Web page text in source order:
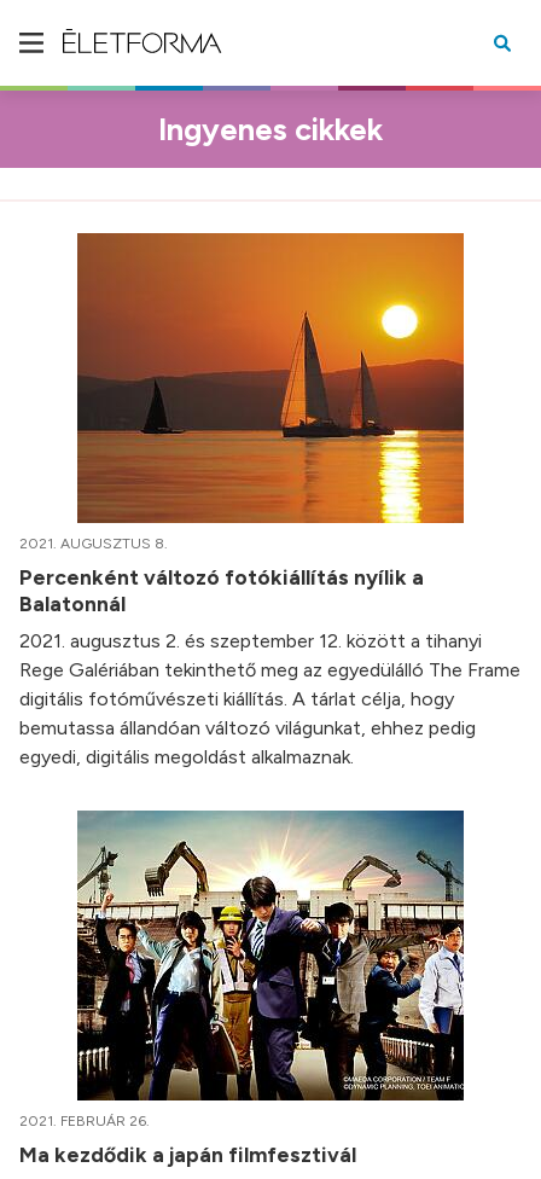
Ingyenes cikkek
2021. AUGUSZTUS 8.
Percenként változó fotókiállítás nyílik a
Balatonnál
2021. augusztus 2. és szeptember 12. között a tihanyi
Rege Galériában tekinthető meg az egyedülálló The Frame
digitális fotóművészeti kiállítás. A tárlat célja, hogy
bemutassa állandóan változó világunkat, ehhez pedig
egyedi, digitális megoldást alkalmaznak.
2021. FEBRUÁR 26.
Ma kezdődik a japán filmfesztivál